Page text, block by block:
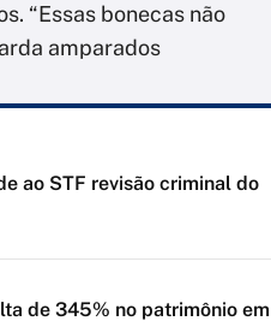
“Essas bonecas não
amparados
ao STF revisão criminal do
de 345% no patrimônio em